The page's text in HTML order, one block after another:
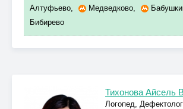
Алтуфьево, Медведково,
Бибирево
Тихонова Айсель
Логопед, Дефектолог